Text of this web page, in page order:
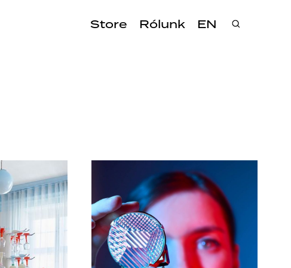
Store Rólunk EN